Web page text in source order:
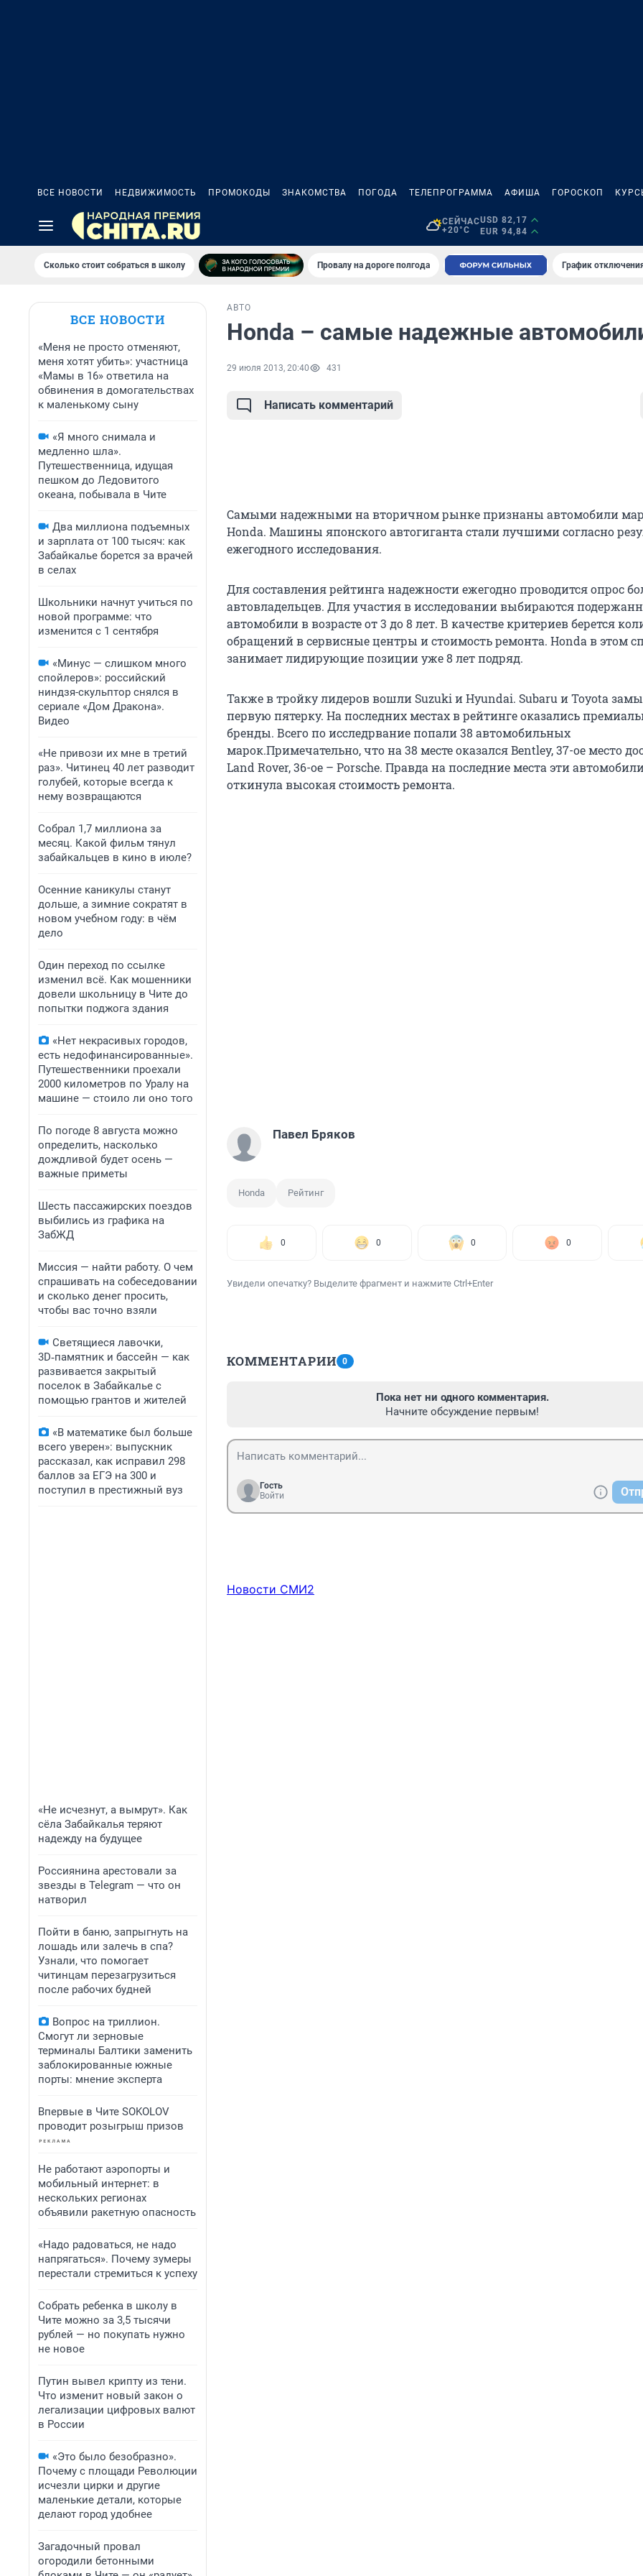
ВСЕ НОВОСТИ НЕДВИЖИМОСТЬ ПРОМОКОДЫ ЗНАКОМСТВА ПОГОДА ТЕЛЕПРОГРАММА АФИША ГОРОСКОП
СЕЙЧАС
+20°C
USD 82,17
EUR 94,84
Сколько стоит собраться в школу Провалу на дороге полгода График
ВСЕ НОВОСТИ
«Меня не просто отменяют,
меня хотят убить»: участница
«Мамы в 16» ответила на
обвинения в домогательствах
к маленькому сыну
«Я много снимала и
медленно шла».
Путешественница, идущая
пешком до Ледовитого
океана, побывала в Чите
Два миллиона подъемных
и зарплата от 100 тысяч: как
Забайкалье борется за врачей
в селах
Школьники начнут учиться по
новой программе: что
изменится с 1 сентября
«Минус — слишком много
спойлеров»: российский
ниндзя-скульптор снялся в
сериале «Дом Дракона».
Видео
«Не привози их мне в третий
раз». Читинец 40 лет разводит
голубей, которые всегда к
нему возвращаются
Собрал 1,7 миллиона за
месяц. Какой фильм тянул
забайкальцев в кино в июле?
Осенние каникулы станут
дольше, а зимние сократят в
новом учебном году: в чём
дело
Один переход по ссылке
изменил всё. Как мошенники
довели школьницу в Чите до
попытки поджога здания
«Нет некрасивых городов,
есть недофинансированные».
Путешественники проехали
2000 километров по Уралу на
машине — стоило ли оно того
По погоде 8 августа можно
определить, насколько
дождливой будет осень —
важные приметы
Шесть пассажирских поездов
выбились из графика на
ЗабЖД
Миссия — найти работу. О чем
спрашивать на собеседовании
и сколько денег просить,
чтобы вас точно взяли
Светящиеся лавочки,
3D‑памятник и бассейн — как
развивается закрытый
поселок в Забайкалье с
помощью грантов и жителей
«В математике был больше
всего уверен»: выпускник
рассказал, как исправил 298
баллов за ЕГЭ на 300 и
поступил в престижный вуз
«Не исчезнут, а вымрут». Как
сёла Забайкалья теряют
надежду на будущее
Россиянина арестовали за
звезды в Telegram — что он
натворил
Пойти в баню, запрыгнуть на
лошадь или залечь в спа?
Узнали, что помогает
читинцам перезагрузиться
после рабочих будней
Вопрос на триллион.
Смогут ли зерновые
терминалы Балтики заменить
заблокированные южные
порты: мнение эксперта
Впервые в Чите SOKOLOV
проводит розыгрыш призов
Не работают аэропорты и
мобильный интернет: в
нескольких регионах
объявили ракетную опасность
«Надо радоваться, не надо
напрягаться». Почему зумеры
перестали стремиться к успеху
Собрать ребенка в школу в
Чите можно за 3,5 тысячи
рублей — но покупать нужно
не новое
Путин вывел крипту из тени.
Что изменит новый закон о
легализации цифровых валют
в России
«Это было безобразно».
Почему с площади Революции
исчезли цирки и другие
маленькие детали, которые
делают город удобнее
Загадочный провал
огородили бетонными
АВТО
Honda – самые надежные
29 июля 2013, 20:40 431
Написать комментарий
Самыми надежными на вторичном рынке признаны автомобили
Honda. Машины японского автогиганта стали лучшими согласно
ежегодного исследования.
Для составления рейтинга надежности ежегодно проводится опрос
автовладельцев. Для участия в исследовании выбираются
автомобили в возрасте от 3 до 8 лет. В качестве критериев берется
обращений в сервисные центры и стоимость ремонта. Honda в этом
занимает лидирующие позиции уже 8 лет подряд.
Также в тройку лидеров вошли Suzuki и Hyundai. Subaru и Toyota
первую пятерку. На последних местах в рейтинге оказались
бренды. Всего по исследрвание попали 38 автомобильных
марок.Примечательно, что на 38 месте оказался Bentley, 37-ое место
Land Rover, 36-ое – Porsche. Правда на последние места эти
откинула высокая стоимость ремонта.
Павел Бряков
Honda Рейтинг
0 0 0 0
Увидели опечатку? Выделите фрагмент и нажмите Ctrl+Enter
КОММЕНТАРИИ 0
Пока нет ни одного комментария.
Начните обсуждение первым!
Гость
Войти
Новости СМИ2